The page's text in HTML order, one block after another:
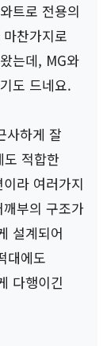
트로 전용의
찬가지로
는데, MG와
도 드네요.
사하게 잘
도 적합한
라 여러가지
부의 구조가
설계되어
대에도
다행이긴